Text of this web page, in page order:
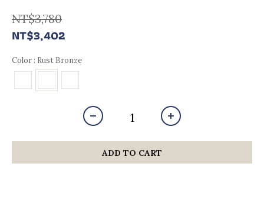
NT$3,780
NT$3,402
Color : Rust Bronze
ADD TO CART